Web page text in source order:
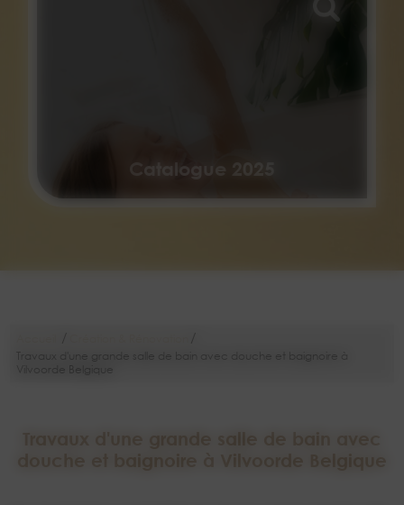
Catalogue 2025
Travaux d'une grande salle de bain avec douche et baignoire à
Travaux d'une grande salle de bain avec